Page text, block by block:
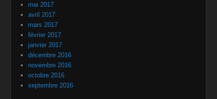
mai 2017
avril 2017
mars 2017
février 2017
janvier 2017
décembre 2016
novembre 2016
octobre 2016
septembre 2016